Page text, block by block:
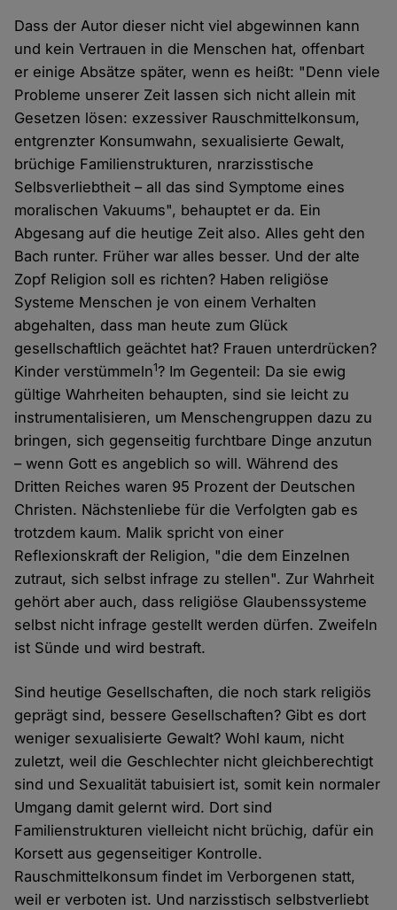
Dass der Autor dieser nicht viel abgewinnen kann
und kein Vertrauen in die Menschen hat, offenbart
er einige Absätze später, wenn es heißt: "Denn viele
Probleme unserer Zeit lassen sich nicht allein mit
Gesetzen lösen: exzessiver Rauschmittelkonsum,
entgrenzter Konsumwahn, sexualisierte Gewalt,
brüchige Familienstrukturen, nrarzisstische
Selbsverliebtheit – all das sind Symptome eines
moralischen Vakuums", behauptet er da. Ein
Abgesang auf die heutige Zeit also. Alles geht den
Bach runter. Früher war alles besser. Und der alte
Zopf Religion soll es richten? Haben religiöse
Systeme Menschen je von einem Verhalten
abgehalten, dass man heute zum Glück
gesellschaftlich geächtet hat? Frauen unterdrücken?
Kinder verstümmeln1? Im Gegenteil: Da sie ewig
gültige Wahrheiten behaupten, sind sie leicht zu
instrumentalisieren, um Menschengruppen dazu zu
bringen, sich gegenseitig furchtbare Dinge anzutun
– wenn Gott es angeblich so will. Während des
Dritten Reiches waren 95 Prozent der Deutschen
Christen. Nächstenliebe für die Verfolgten gab es
trotzdem kaum. Malik spricht von einer
Reflexionskraft der Religion, "die dem Einzelnen
zutraut, sich selbst infrage zu stellen". Zur Wahrheit
gehört aber auch, dass religiöse Glaubenssysteme
selbst nicht infrage gestellt werden dürfen. Zweifeln
ist Sünde und wird bestraft.
Sind heutige Gesellschaften, die noch stark religiös
geprägt sind, bessere Gesellschaften? Gibt es dort
weniger sexualisierte Gewalt? Wohl kaum, nicht
zuletzt, weil die Geschlechter nicht gleichberechtigt
sind und Sexualität tabuisiert ist, somit kein normaler
Umgang damit gelernt wird. Dort sind
Familienstrukturen vielleicht nicht brüchig, dafür ein
Korsett aus gegenseitiger Kontrolle.
Rauschmittelkonsum findet im Verborgenen statt,
weil er verboten ist. Und narzisstisch selbstverliebt